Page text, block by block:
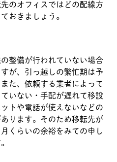
のオフィスではどの配線方
おきましょう。
整備が行われていない場合
が、引っ越しの繁忙期は予
た、依頼する業者によって
いない・手配が遅れて移設
トや電話が使えないなどの
ります。そのため移転先が
くらいの余裕をみての申し